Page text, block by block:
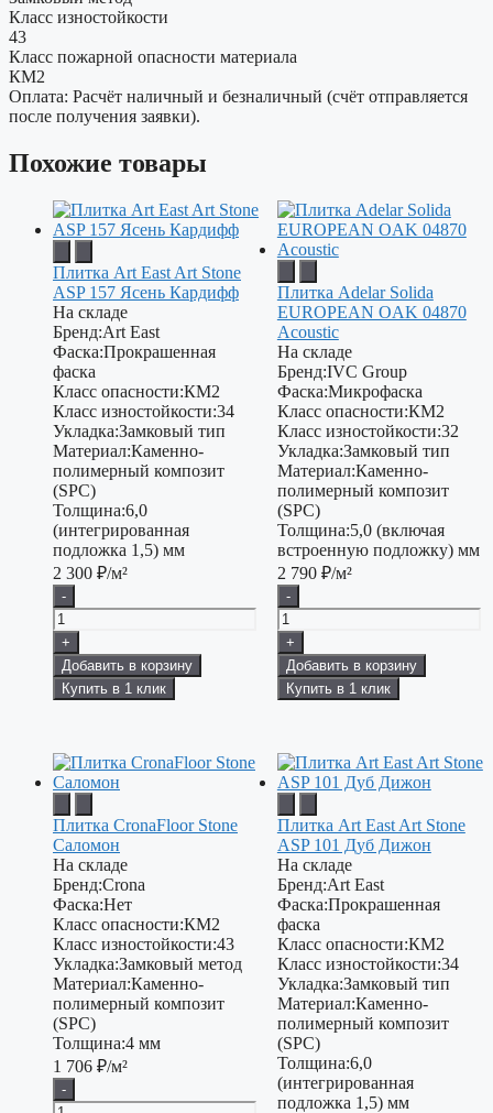
Класс изностойкости
43
Класс пожарной опасности материала
КМ2
Оплата: Расчёт наличный и безналичный (счёт отправляется
после получения заявки).
Похожие товары
Плитка Art East Art Stone
ASP 157 Ясень Кардифф
На складе
Бренд:Art East
Фаска:Прокрашенная
фаска
Класс опасности:КМ2
Класс изностойкости:34
Укладка:Замковый тип
Материал:Каменно-
полимерный композит
(SPC)
Толщина:6,0
(интегрированная
подложка 1,5) мм
2 300 ₽/м²
-
+
Добавить в корзину
Купить в 1 клик
Плитка Adelar Solida
EUROPEAN OAK 04870
Acoustic
На складе
Бренд:IVC Group
Фаска:Микрофаска
Класс опасности:КМ2
Класс изностойкости:32
Укладка:Замковый тип
Материал:Каменно-
полимерный композит
(SPC)
Толщина:5,0 (включая
встроенную подложку) мм
2 790 ₽/м²
-
+
Добавить в корзину
Купить в 1 клик
Плитка CronaFloor Stone
Саломон
На складе
Бренд:Crona
Фаска:Нет
Класс опасности:КМ2
Класс изностойкости:43
Укладка:Замковый метод
Материал:Каменно-
полимерный композит
(SPC)
Толщина:4 мм
1 706 ₽/м²
-
Плитка Art East Art Stone
ASP 101 Дуб Дижон
На складе
Бренд:Art East
Фаска:Прокрашенная
фаска
Класс опасности:КМ2
Класс изностойкости:34
Укладка:Замковый тип
Материал:Каменно-
полимерный композит
(SPC)
Толщина:6,0
(интегрированная
подложка 1,5) мм